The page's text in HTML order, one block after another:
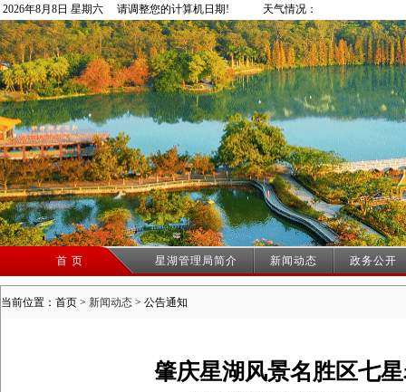
2026年8月8日 星期六 请调整您的计算机日期! 天气情况：
首 页 星湖管理局简介 新闻动态 政务公开
当前位置：首页 > 新闻动态 > 公告通知
肇庆星湖风景名胜区七